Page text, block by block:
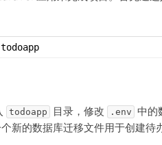
todoapp 目录，修改 .env 中的
新的数据库迁移文件用于创建待